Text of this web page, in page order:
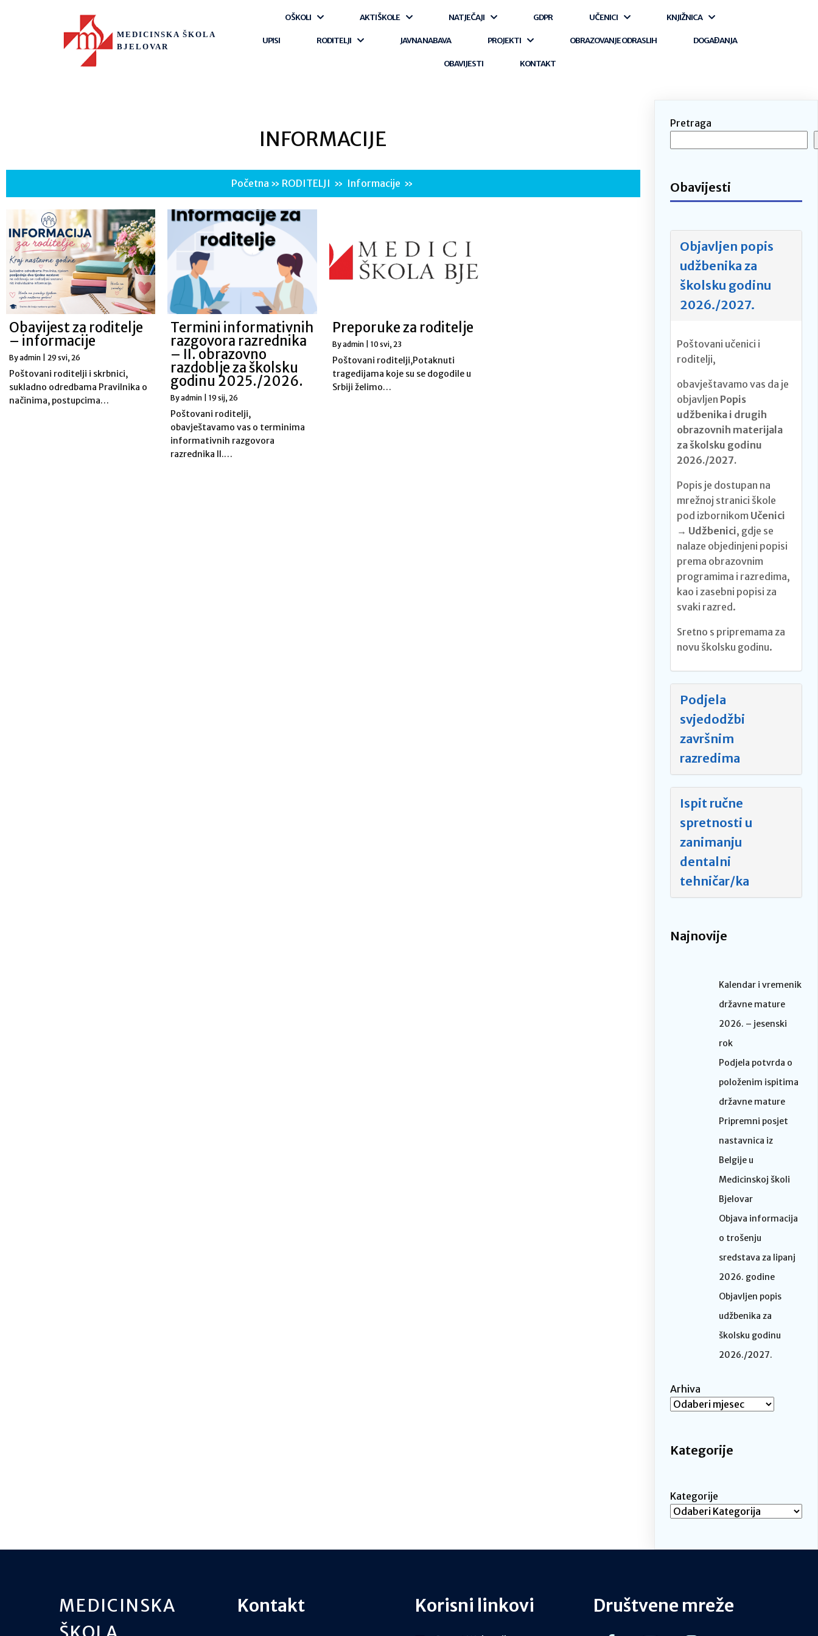
MEDICINSKA ŠKOLA
BJELOVAR
O ŠKOLI AKTI ŠKOLE NATJEČAJI GDPR UČENICI KNJIŽNICA
UPISI RODITELJI JAVNA NABAVA PROJEKTI OBRAZOVANJE ODRASLIH DOGAĐANJA
OBAVIJESTI KONTAKT
INFORMACIJE
Početna » RODITELJI » Informacije »
Obavijest za roditelje
– informacije
Byadmin 29 svi, 26
Poštovani roditelji i skrbnici,
sukladno odredbama Pravilnika o
načinima, postupcima…
Termini informativnih
razgovora razrednika
– II. obrazovno
razdoblje za školsku
godinu 2025./2026.
Byadmin 19 sij, 26
Poštovani roditelji,
obavještavamo vas o terminima
informativnih razgovora
razrednika II.…
Preporuke za roditelje
Byadmin 10 svi, 23
Poštovani roditelji,Potaknuti
tragedijama koje su se dogodile u
Srbiji želimo…
Pretraga
Obavijesti
Objavljen popis
udžbenika za
školsku godinu
2026./2027.
Poštovani učenici i
roditelji,
obavještavamo vas da je
objavljen Popis
udžbenika i drugih
obrazovnih materijala
za školsku godinu
2026./2027.
Popis je dostupan na
mrežnoj stranici škole
pod izbornikom Učenici
→ Udžbenici, gdje se
nalaze objedinjeni popisi
prema obrazovnim
programima i razredima,
kao i zasebni popisi za
svaki razred.
Sretno s pripremama za
novu školsku godinu.
Podjela
svjedodžbi
završnim
razredima
Ispit ručne
spretnosti u
zanimanju
dentalni
tehničar/ka
Najnovije
Kalendar i vremenik
državne mature
2026. – jesenski
rok
Podjela potvrda o
položenim ispitima
državne mature
Pripremni posjet
nastavnica iz
Belgije u
Medicinskoj školi
Bjelovar
Objava informacija
o trošenju
sredstava za lipanj
2026. godine
Objavljen popis
udžbenika za
školsku godinu
2026./2027.
Arhiva
Kategorije
Kategorije
MEDICINSKA
Kontakt Korisni linkovi Društvene mreže